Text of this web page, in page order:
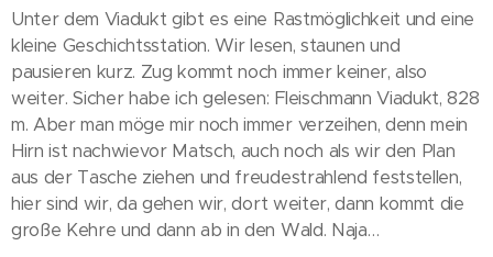
Unter dem Viadukt gibt es eine Rastmöglichkeit und eine
kleine Geschichtsstation. Wir lesen, staunen und
pausieren kurz. Zug kommt noch immer keiner, also
weiter. Sicher habe ich gelesen: Fleischmann Viadukt, 828
m. Aber man möge mir noch immer verzeihen, denn mein
Hirn ist nachwievor Matsch, auch noch als wir den Plan
aus der Tasche ziehen und freudestrahlend feststellen,
hier sind wir, da gehen wir, dort weiter, dann kommt die
große Kehre und dann ab in den Wald. Naja…